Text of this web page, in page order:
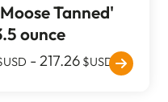
Tanned'
ounce
-217.26 $USD